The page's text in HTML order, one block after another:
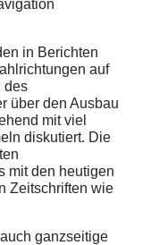
in Berichten
auf
des
über den Ausbau
mit viel
diskutiert. Die
mit den heutigen
Zeitschriften wie
ganzseitige